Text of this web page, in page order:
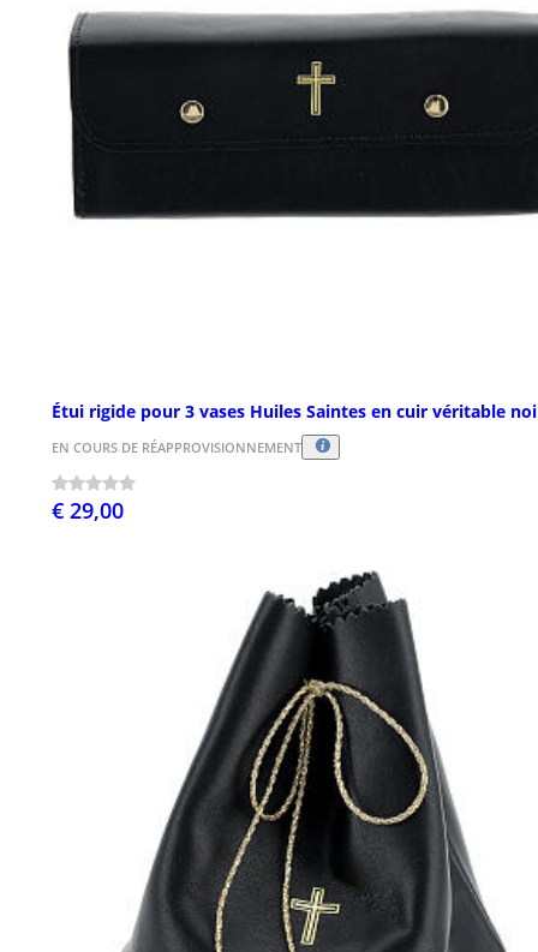
Étui rigide pour 3 vases Huiles Saintes en cuir véritable
EN COURS DE RÉAPPROVISIONNEMENT
€ 29,00